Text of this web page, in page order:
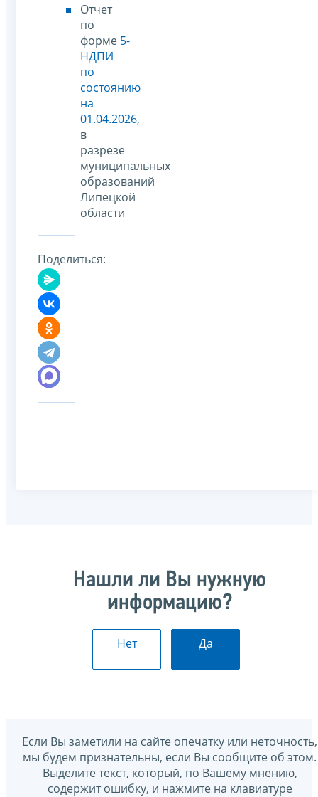
Отчет
по
форме 5-
НДПИ
по
состоянию
на
01.04.2026,
в
разрезе
муниципальных
образований
Липецкой
области
Поделиться:
Нашли ли Вы нужную
информацию?
Нет Да
Если Вы заметили на сайте опечатку или неточность,
мы будем признательны, если Вы сообщите об этом.
Выделите текст, который, по Вашему мнению,
содержит ошибку, и нажмите на клавиатуре